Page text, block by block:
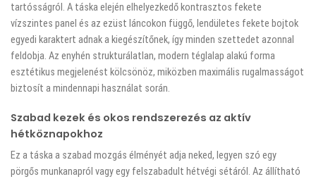
tartósságról. A táska elején elhelyezkedő kontrasztos fekete
vízszintes panel és az ezüst láncokon függő, lendületes fekete bojtok
egyedi karaktert adnak a kiegészítőnek, így minden szettedet azonnal
feldobja. Az enyhén strukturálatlan, modern téglalap alakú forma
esztétikus megjelenést kölcsönöz, miközben maximális rugalmasságot
biztosít a mindennapi használat során.
Szabad kezek és okos rendszerezés az aktív
hétköznapokhoz
Ez a táska a szabad mozgás élményét adja neked, legyen szó egy
pörgős munkanapról vagy egy felszabadult hétvégi sétáról. Az állítható